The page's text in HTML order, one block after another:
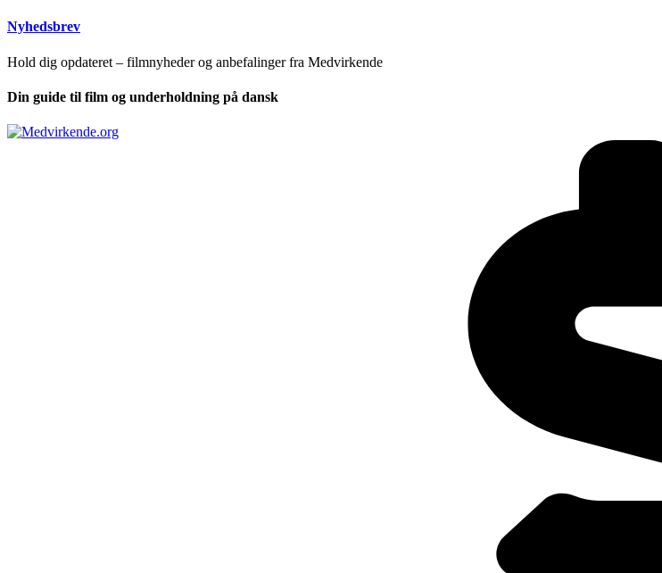
Nyhedsbrev
Hold dig opdateret – filmnyheder og anbefalinger fra Medvirkende
Din guide til film og underholdning på dansk